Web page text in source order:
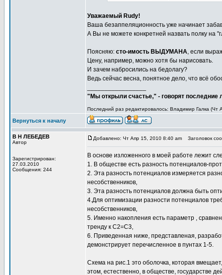
Уважаемый Rudy!
Ваша безаппеляционность уже начинает
А Вы не можете конкретней назвать полку на
Поясняю: сто-имость ВЫДУМАНА, если
Цену, например, можно хотя бы нарисовать.
И зачем набросились на бедолагу?
Ведь сейчас весна, понятное дело, что всё
"Мы открыли счастье," - говорят
Последний раз редактировалось: Владимир Галка (Чт
Вернуться к началу
В Н ЛЕБЕДЕВ
Автор
Зарегистрирован:
27.03.2010
Сообщения: 244
Добавлено: Чт Апр 15, 2010 8:40 am Заголовок
В основе изложенного в моей работе лежит
1. В обществе есть разность потенциалов-
2. Эта разность потенциалов измеряется
несобственников,
3. Эта разность потенциалов должна быть
4.Для оптимизации разности потенциалов
несобственников,
5. Именно накопления есть параметр ,
тренду к С2=С3,
6. Приведенная ниже, представленая,
демонстрирует перечисленное в пунтах 1-5.
Схема на рис.1 это оболочка, которая
этом, естественно, в обществе, государстве